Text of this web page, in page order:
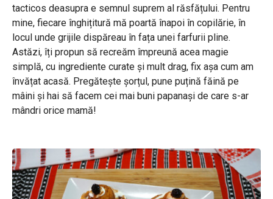
tacticos deasupra e semnul suprem al răsfățului. Pentru
mine, fiecare înghițitură mă poartă înapoi în copilărie, în
locul unde grijile dispăreau în fața unei farfurii pline.
Astăzi, îți propun să recreăm împreună acea magie
simplă, cu ingrediente curate și mult drag, fix așa cum am
învățat acasă. Pregătește șorțul, pune puțină făină pe
mâini și hai să facem cei mai buni papanași de care s-ar
mândri orice mamă!